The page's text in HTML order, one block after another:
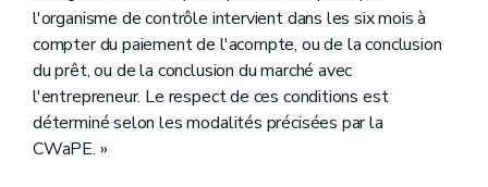
l'organisme de contrôle intervient dans les six mois à
compter du paiement de l'acompte, ou de la conclusion
du prêt, ou de la conclusion du marché avec
l'entrepreneur. Le respect de ces conditions est
déterminé selon les modalités précisées par la
CWaPE. »